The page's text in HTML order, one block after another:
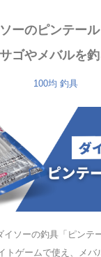
ソーのピンテー
サゴやメバルを釣
100均 釣具
イソーの釣具「ピンテ
トゲームで使え、メバ